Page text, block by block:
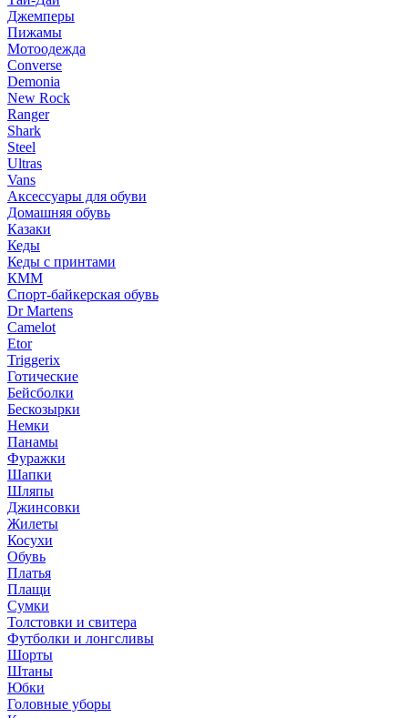
Джемперы
Пижамы
Мотоодежда
Converse
Demonia
New Rock
Ranger
Shark
Steel
Ultras
Vans
Аксессуары для обуви
Домашняя обувь
Казаки
Кеды
Кеды с принтами
КММ
Спорт-байкерская обувь
Dr Martens
Camelot
Etor
Triggerix
Готические
Бейсболки
Бескозырки
Немки
Панамы
Фуражки
Шапки
Шляпы
Джинсовки
Жилеты
Косухи
Обувь
Платья
Плащи
Сумки
Толстовки и свитера
Футболки и лонгсливы
Шорты
Штаны
Юбки
Головные уборы